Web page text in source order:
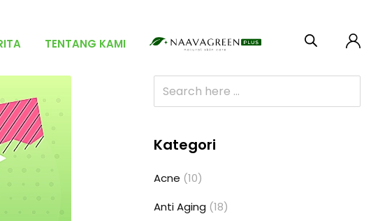
TENTANG KAMI
Kategori
Acne (10)
Anti Aging (18)